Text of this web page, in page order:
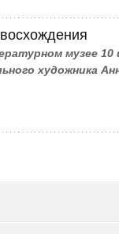
музее
художника